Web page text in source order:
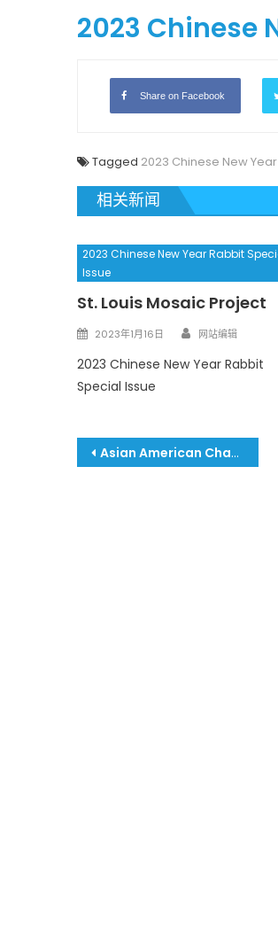
2023 Chinese
Share on Facebook
Tagged 2023 Chinese New
相关新闻
2023 Chinese New Year Rabbit
Issue
St. Louis Mosaic Project
Posted
2023年1月16日 Author
网站编辑
2023 Chinese New Year Rabbit
Special Issue
文Asian American Chamber of Commerce (AACC) 亞美商會